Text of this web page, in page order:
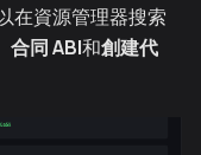
在資源管理器搜索
合同 ABI和創建代